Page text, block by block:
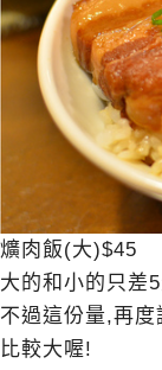
爌肉飯(大)$45
大的和小的只差
不過這份量,再
比較大喔!